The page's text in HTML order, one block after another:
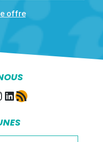
offre
LinkedIn
Flux RSS